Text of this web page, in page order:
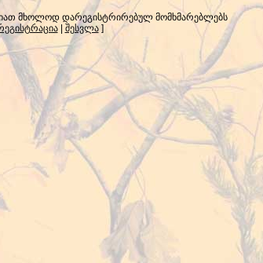
მხოლოდ დარეგისტრირებულ მომხმარებლებს
| შესვლა]